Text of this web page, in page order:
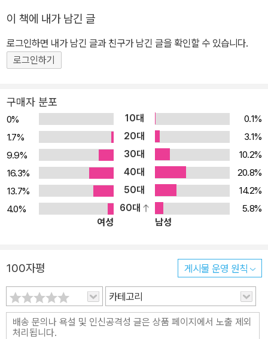
망하고 성전이 파괴될 것을 예언하는 소리였다. 하지만 비극적 최후
를 앞둔 공동체에 마르지 않는 눈물로 목을 적시며 전한 그의 메시지
는 먹히지 않았다. 수많은 상실과 고통의 말들은 선지자 자신에게 오
히려 비수가 되었다. 백성들이 원하는 희망의 말을 전했으면 좋으련
국 그는 타국에서 동족의 손에 죽음을 맞이한다. 그리고 이스라엘 백
성은 예레미야의 메시지대로 70년간 타국에서 포로 생활을 한다. 이
무슨 일인가? 오늘, 고난과 절망의 메시지 2020년 전 세계는 고통과
비극에 휩싸였다. 세계 대전 이후, 평화와 안정의 시대를 누려 온 이
세대가 한 번도 겪어 보지 못한 절망이 닥쳤다. 오늘날의 팬데믹이 왜
바빌론 포로 때와 데칼코마니처럼 느껴지는 것일까? 바빌론의 기세
가 천하를 호령하던 시절, 이스라엘 백성도 자신들은 안전할 것이라
는 희망의 메시지만 듣기를 원했다. 그처럼 코로나19 발생 초기에도
다. 그러나 시간이 흐를수록 통제 불가능한 확산과 급증하는 사망자,
국가 의료 시스템 붕괴 등 사태가 악화되자 전 세계가 두려움과 걱정,
불안 속에 갈팡질팡하기 시작했다. 이 난관을 극복하고 예전으로 돌
아가기 위한 수많은 방법론이 제시되고 비난과 비판의 목소리는 어느
때보다 드높지만, 구약 포로기 시대에 들리던 눈물의 선지자와 같은
이 책에 내가 남긴 글
로그인하면 내가 남긴 글과 친구가 남긴 글을 확인할 수 있습니다.
로그인하기
구매자 분포
0% 10대
0.1%
1.7%
20대
3.1%
9.9%
30대
10.2%
16.3%
40대
20.8%
13.7%
50대
14.2%
4.0%
60대
5.8%
여성
남성
100자평 게시물 운영 원칙
카테고리